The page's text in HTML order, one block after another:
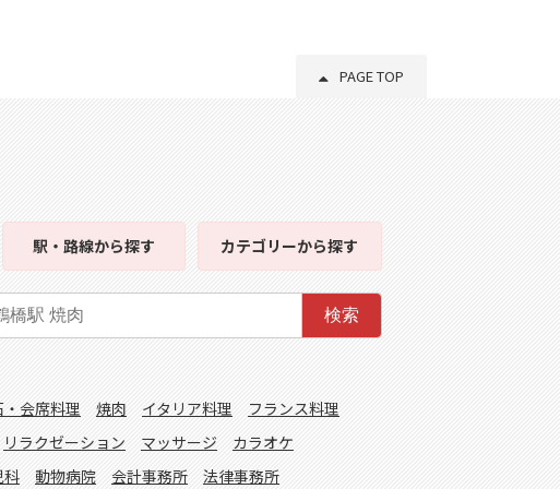
PAGE TOP
駅・路線から探す カテゴリーから探す
検索
・会席料理 焼肉 イタリア料理
フランス料理
リラクゼーション マッサージ
カラオケ
科 動物病院 会計事務所 法律事務所